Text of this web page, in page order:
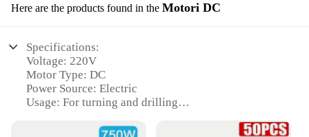
Here are the products found in the Motori DC
Specifications:
Voltage: 220V
Motor Type: DC
Power Source: Electric
Usage: For turning and drilling
Size: Compact and portable